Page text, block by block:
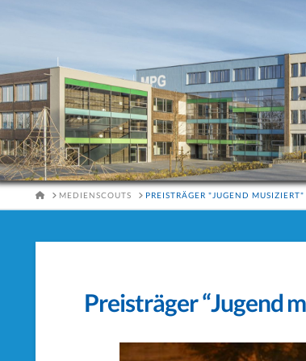
HOMEMEDIENSCOUTS PREISTRÄGER "JUGEND MUSIZIERT"
Preisträger “Jugend